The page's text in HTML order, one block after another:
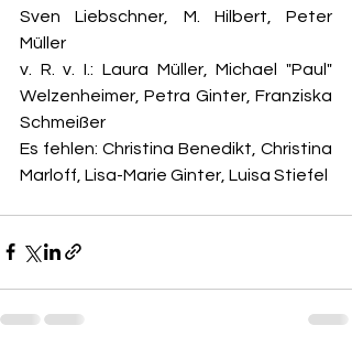
Sven Liebschner, M. Hilbert, Peter
Müller
v. R. v. I.: Laura Müller, Michael "Paul"
Welzenheimer, Petra Ginter, Franziska
Schmeißer
Es fehlen: Christina Benedikt, Christina
Marloff, Lisa-Marie Ginter, Luisa Stiefel